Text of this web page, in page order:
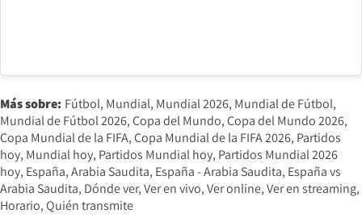
Más sobre: Fútbol Mundial Mundial 2026 Mundial de Fútbol
Mundial de Fútbol 2026 Copa del Mundo Copa del Mundo 2026
Copa Mundial de la FIFA Copa Mundial de la FIFA 2026 Partidos
hoy Mundial hoy Partidos Mundial hoy Partidos Mundial 2026
hoy España Arabia Saudita España - Arabia Saudita España vs
Arabia Saudita Dónde ver Ver en vivo Ver online Ver en streaming
Horario Quién transmite